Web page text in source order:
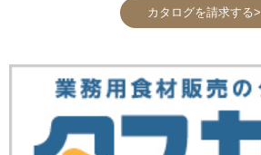
カタログを請求する>